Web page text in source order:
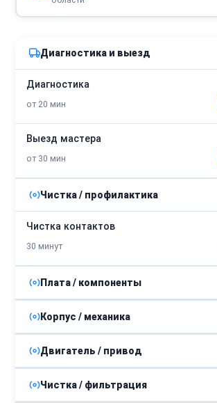
Диагностика и выезд
Диагностика
от 20 мин
Выезд мастера
от 30 мин
Чистка / профилактика
Чистка контактов
30 минут
Плата / компоненты
Ремонт платы управления
от 2 часов
Замена платы управления
от 2 часов
Корпус / механика
Ремонт намоточного механизма
от 1 часа
Двигатель / привод
Ремонт двигателя
Чистка / фильтрация